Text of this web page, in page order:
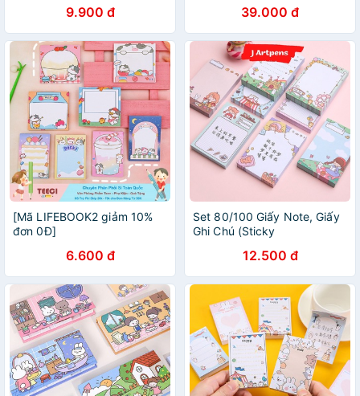
Do List Ghi Chú Cảm Xúc
Đáng Yêu Teeci660
9.900 đ
Cần Làm To Do List + Daily
Schedule Kèm Khoen
39.000 đ
[Mã LIFEBOOK2 giảm 10%
đơn 0Đ]
6.600 đ
Set 80/100 Giấy Note, Giấy
Ghi Chú (Sticky
Nhiều Mẫu (To Do List...)
Kích Thước 6*9 Cm
12.500 đ